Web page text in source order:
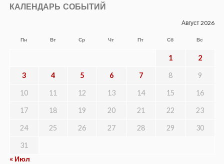
КАЛЕНДАРЬ СОБЫТИЙ
Август 2026
Пн Вт Ср Чт Пт Сб Вс
1 2
3 4 5 6 7 8 9
10 11 12 13 14 15 16
17 18 19 20 21 22 23
24 25 26 27 28 29 30
31
« Июл